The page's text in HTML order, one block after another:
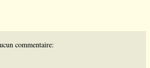
commentaire: